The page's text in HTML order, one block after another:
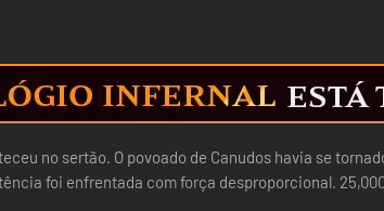
no sertão. O povoado de Canudos havia se
foi enfrentada com força desproporcional.